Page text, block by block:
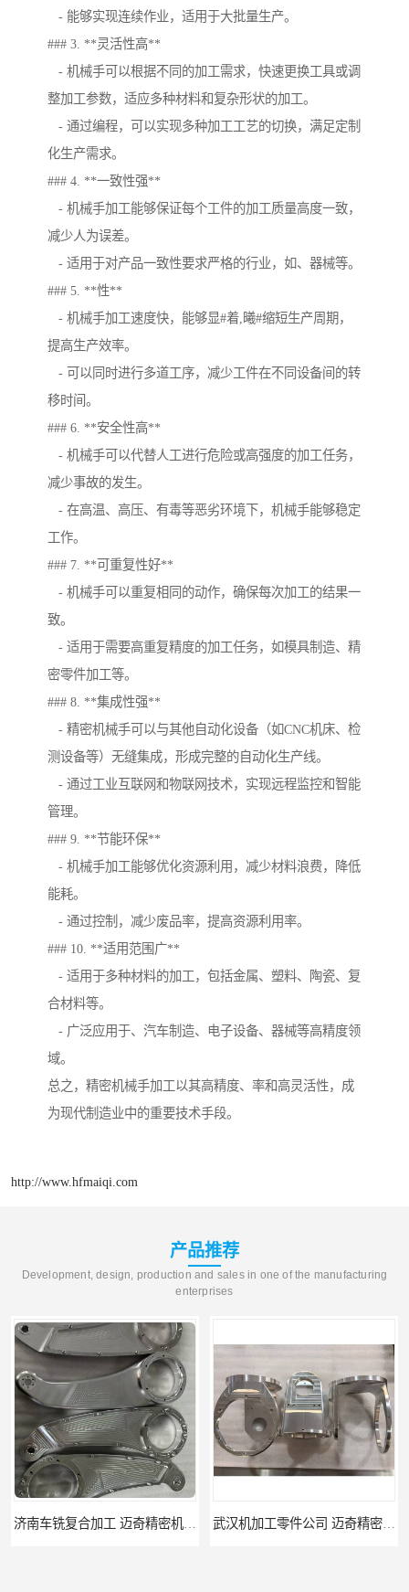
- 能够实现连续作业，适用于大批量生产。
### 3. **灵活性高**
- 机械手可以根据不同的加工需求，快速更换工具或调
整加工参数，适应多种材料和复杂形状的加工。
- 通过编程，可以实现多种加工工艺的切换，满足定制
化生产需求。
### 4. **一致性强**
- 机械手加工能够保证每个工件的加工质量高度一致，
减少人为误差。
- 适用于对产品一致性要求严格的行业，如、器械等。
### 5. **性**
- 机械手加工速度快，能够显#着,曦#缩短生产周期，
提高生产效率。
- 可以同时进行多道工序，减少工件在不同设备间的转
移时间。
### 6. **安全性高**
- 机械手可以代替人工进行危险或高强度的加工任务，
减少事故的发生。
- 在高温、高压、有毒等恶劣环境下，机械手能够稳定
工作。
### 7. **可重复性好**
- 机械手可以重复相同的动作，确保每次加工的结果一
致。
- 适用于需要高重复精度的加工任务，如模具制造、精
密零件加工等。
### 8. **集成性强**
- 精密机械手可以与其他自动化设备（如CNC机床、检
测设备等）无缝集成，形成完整的自动化生产线。
- 通过工业互联网和物联网技术，实现远程监控和智能
管理。
### 9. **节能环保**
- 机械手加工能够优化资源利用，减少材料浪费，降低
能耗。
- 通过控制，减少废品率，提高资源利用率。
### 10. **适用范围广**
- 适用于多种材料的加工，包括金属、塑料、陶瓷、复
合材料等。
- 广泛应用于、汽车制造、电子设备、器械等高精度领
域。
总之，精密机械手加工以其高精度、率和高灵活性，成
为现代制造业中的重要技术手段。
http://www.hfmaiqi.com
产品推荐
Development, design, production and sales in one of the manufacturing
enterprises